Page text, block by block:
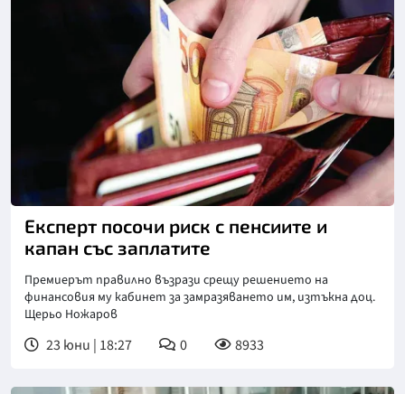
Експерт посочи риск с пенсиите и
капан със заплатите
Премиерът правилно възрази срещу решението на
финансовия му кабинет за замразяването им, изтъкна доц.
Щерьо Ножаров
23 юни | 18:27 0 8933